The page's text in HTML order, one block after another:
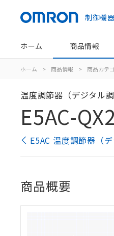
制御機器
ホーム 商品情報
ホーム > 商品情報 > 商品カテ
温度調節器（デジタル調
E5AC-
E5AC 温度調節器（
商品概要